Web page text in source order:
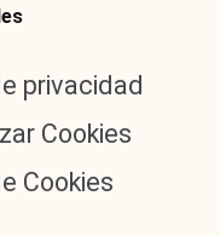
privacidad
Cookies
Cookies